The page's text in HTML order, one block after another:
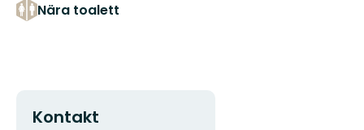
Nära toalett
Kontakt